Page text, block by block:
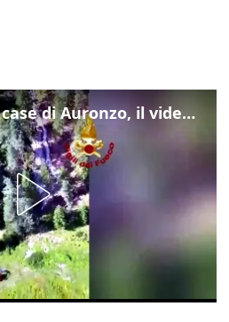
Frana lambisce le case di Auronzo, il video dall'elicottero dei vigili del fuoco